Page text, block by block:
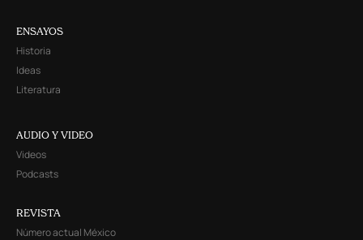
ENSAYOS
Historia
Ideas
Literatura
AUDIO Y VIDEO
Videos
Podcasts
REVISTA
Número actual México